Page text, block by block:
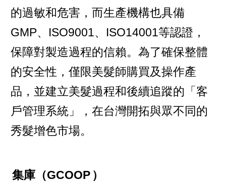
的過敏和危害，而生產機構也具備
GMP、ISO9001、ISO14001等認證，
保障對製造過程的信賴。為了確保整體
的安全性，僅限美髮師購買及操作產
品，並建立美髮過程和後續追蹤的「客
戶管理系統」，在台灣開拓與眾不同的
秀髮增色市場。
集庫（GCOOP ）